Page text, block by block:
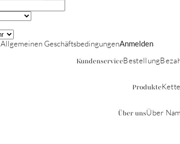
Allgemeinen GeschäftsbedingungenAnmelden
KundenserviceBestellung
Produkte
Über unsÜber